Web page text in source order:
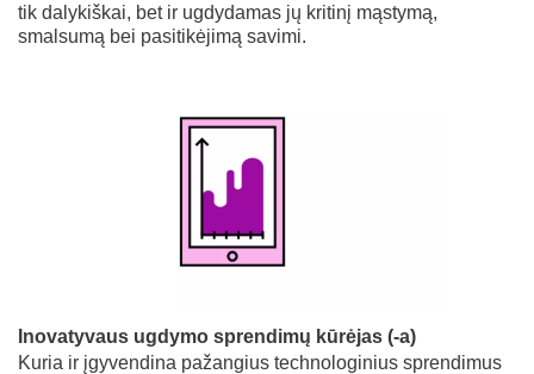
tik dalykiškai, bet ir ugdydamas jų kritinį mąstymą,
smalsumą bei pasitikėjimą savimi.
Inovatyvaus ugdymo sprendimų kūrėjas (-a)
Kuria ir įgyvendina pažangius technologinius sprendimus